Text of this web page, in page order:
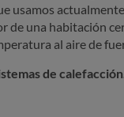
usamos
de una habitación
al aire de
de